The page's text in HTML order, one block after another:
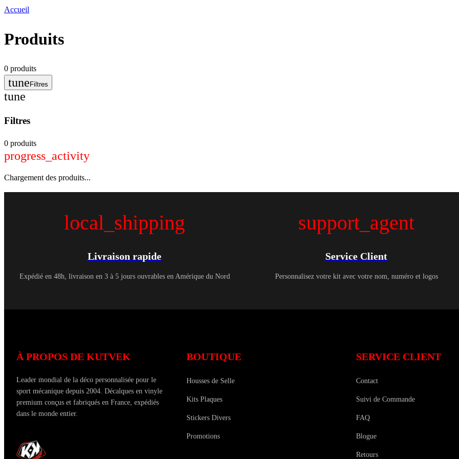
Accueil
Produits
0 produits
tune Filtres
tune
Filtres
0 produits
progress_activity
Chargement des produits...
local_shipping
Livraison rapide
Expédié en 48h, livraison en 3 à 5 jours ouvrables en Amérique du Nord
support_agent
Service Client
Personnalisez votre kit avec votre nom, numéro et logos
À PROPOS DE KUTVEK
Leader mondial de la déco personnalisée pour le
sport mécanique depuis 2004. Décalques en vinyle
premium conçus et fabriqués en France, expédiés
dans le monde entier.
BOUTIQUE
Housses de Selle
Kits Plaques
Stickers Divers
Promotions
SERVICE CLIENT
Contact
Suivi de Commande
FAQ
Blogue
Retours